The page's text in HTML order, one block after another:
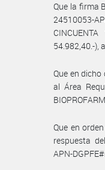
Que la firma
24510053-
54.982,40.-),
Que en
al Área
Que en
respuesta
APN-